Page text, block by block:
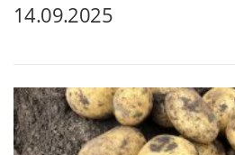
14.09.2025